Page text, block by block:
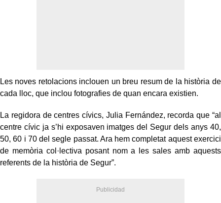
Les noves retolacions inclouen un breu resum de la història de
cada lloc, que inclou fotografies de quan encara existien.
La regidora de centres cívics, Julia Fernández, recorda que “al
centre cívic ja s’hi exposaven imatges del Segur dels anys 40,
50, 60 i 70 del segle passat. Ara hem completat aquest exercici
de memòria col·lectiva posant nom a les sales amb aquests
referents de la història de Segur”.